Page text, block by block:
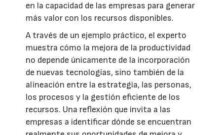
en la capacidad de las empresas para generar
más valor con los recursos disponibles.
A través de un ejemplo práctico, el experto
muestra cómo la mejora de la productividad
no depende únicamente de la incorporación
de nuevas tecnologías, sino también de la
alineación entre la estrategia, las personas,
los procesos y la gestión eficiente de los
recursos. Una reflexión que invita a las
empresas a identificar dónde se encuentran